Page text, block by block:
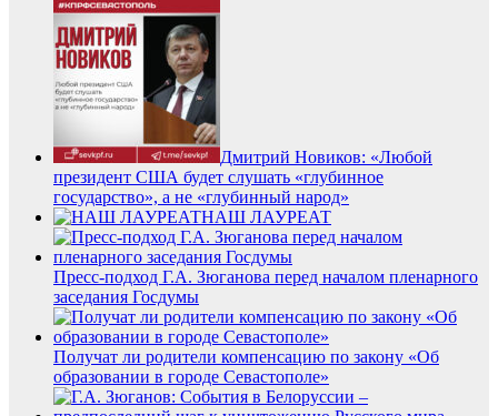
Дмитрий Новиков: «Любой
президент США будет слушать «глубинное
государство», а не «глубинный народ»
НАШ ЛАУРЕАТ
Пресс-подход Г.А. Зюганова перед началом пленарного
заседания Госдумы
Получат ли родители компенсацию по закону «Об
образовании в городе Севастополе»